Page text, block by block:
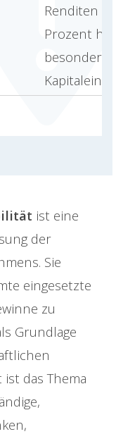
Renditen
Prozent
besonders
ist eine
der
Sie
eingesetzte
zu
Grundlage
ist das Thema